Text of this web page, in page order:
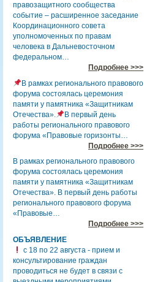
правозащитного сообщества
событие – расширенное заседание
Координационного совета
уполномоченных по правам
человека в Дальневосточном
федеральном…
Подробнее >>>
В рамках регионального правового
форума состоялась церемония
памяти у памятника «Защитникам
Отечества».
В первый день
работы регионального правового
форума «Правовые горизонты…
Подробнее >>>
В рамках регионального правового
форума состоялась церемония
памяти у памятника «Защитникам
Отечества». В первый день работы
регионального правового форума
«Правовые…
Подробнее >>>
ОБЪЯВЛЕНИЕ
с 18 по 22 августа - прием и
консультирование граждан
проводиться не будет в связи с